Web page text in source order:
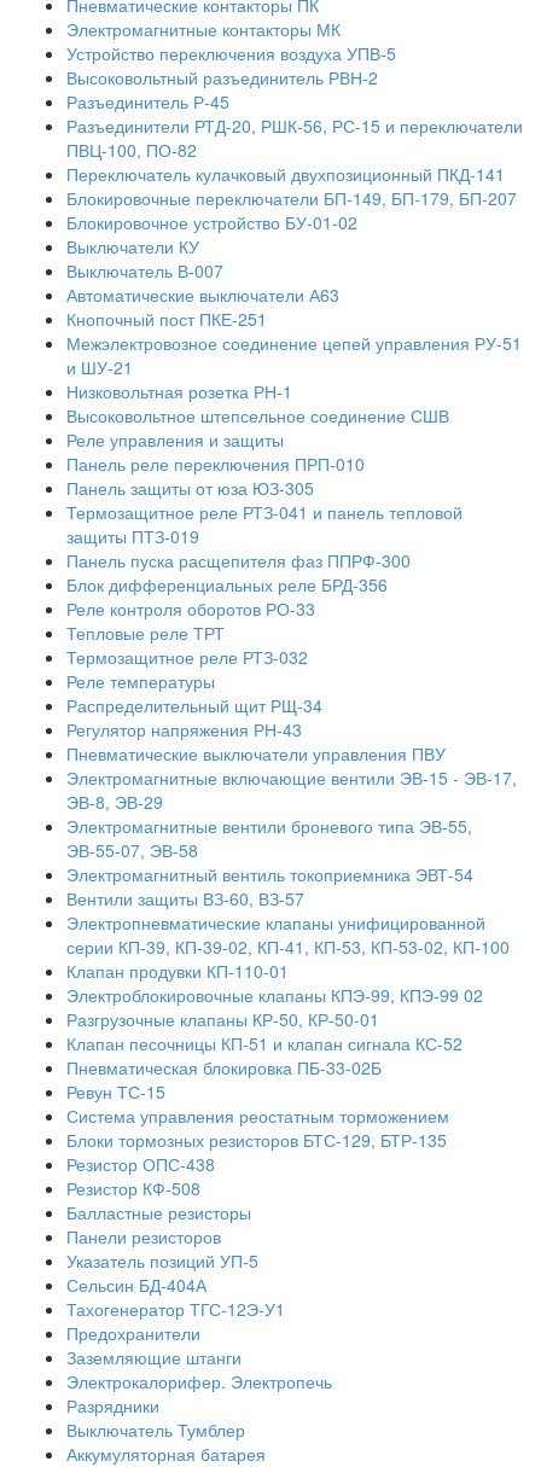
Пневматические контакторы ПК
Электромагнитные контакторы МК
Устройство переключения воздуха УПВ-5
Высоковольтный разъединитель РВН-2
Разъединитель Р-45
Разъединители РТД-20, РШК-56, РС-15 и переключатели
ПВЦ-100, ПО-82
Переключатель кулачковый двухпозиционный ПКД-141
Блокировочные переключатели БП-149, БП-179, БП-207
Блокировочное устройство БУ-01-02
Выключатели КУ
Выключатель В-007
Автоматические выключатели А63
Кнопочный пост ПКЕ-251
Межэлектровозное соединение цепей управления РУ-51
и ШУ-21
Низковольтная розетка РН-1
Высоковольтное штепсельное соединение СШВ
Реле управления и защиты
Панель реле переключения ПРП-010
Панель защиты от юза ЮЗ-305
Термозащитное реле РТЗ-041 и панель тепловой
защиты ПТЗ-019
Панель пуска расщепителя фаз ППРФ-300
Блок дифференциальных реле БРД-356
Реле контроля оборотов РО-33
Тепловые реле ТРТ
Термозащитное реле РТЗ-032
Реле температуры
Распределительный щит РЩ-34
Регулятор напряжения РН-43
Пневматические выключатели управления ПВУ
Электромагнитные включающие вентили ЭВ-15 - ЭВ-17,
ЭВ-8, ЭВ-29
Электромагнитные вентили броневого типа ЭВ-55,
ЭВ-55-07, ЭВ-58
Электромагнитный вентиль токоприемника ЭВТ-54
Вентили защиты ВЗ-60, ВЗ-57
Электропневматические клапаны унифицированной
серии КП-39, КП-39-02, КП-41, КП-53, КП-53-02, КП-100
Клапан продувки КП-110-01
Электроблокировочные клапаны КПЭ-99, КПЭ-99 02
Разгрузочные клапаны КР-50, КР-50-01
Клапан песочницы КП-51 и клапан сигнала КС-52
Пневматическая блокировка ПБ-33-02Б
Ревун ТС-15
Система управления реостатным торможением
Блоки тормозных резисторов БТС-129, БТР-135
Резистор ОПС-438
Резистор КФ-508
Балластные резисторы
Панели резисторов
Указатель позиций УП-5
Сельсин БД-404А
Тахогенератор ТГС-12Э-У1
Предохранители
Заземляющие штанги
Электрокалорифер. Электропечь
Разрядники
Выключатель Тумблер
Аккумуляторная батарея